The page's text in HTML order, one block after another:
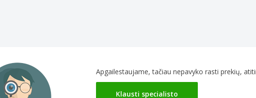
Apgailestaujame, tačiau nepavyko rasti prekių,
Klausti specialisto